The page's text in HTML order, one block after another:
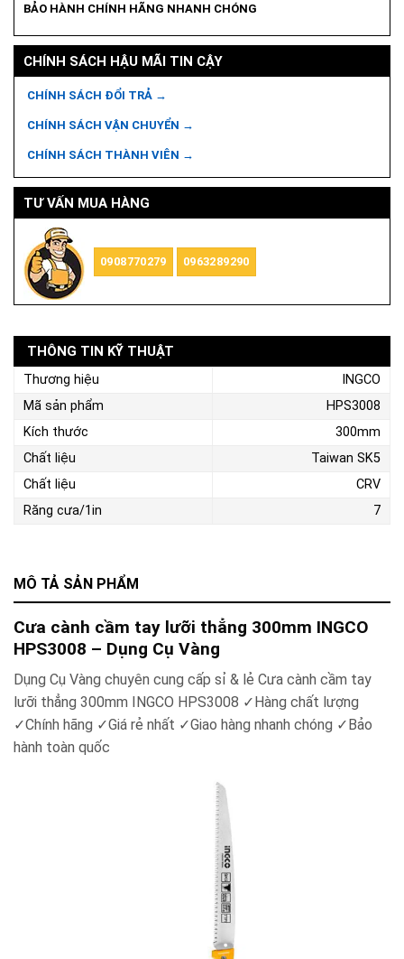
BẢO HÀNH CHÍNH HÃNG NHANH CHÓNG
CHÍNH SÁCH HẬU MÃI TIN CẬY
CHÍNH SÁCH ĐỔI TRẢ →
CHÍNH SÁCH VẬN CHUYỂN →
CHÍNH SÁCH THÀNH VIÊN →
TƯ VẤN MUA HÀNG
0908770279 0963289290
MÔ TẢ SẢN PHẨM
Cưa cành cầm tay lưỡi thẳng 300mm INGCO
HPS3008 – Dụng Cụ Vàng
Dụng Cụ Vàng chuyên cung cấp sỉ & lẻ Cưa cành cầm tay
lưỡi thẳng 300mm INGCO HPS3008 ✓ Hàng chất lượng
✓Chính hãng ✓Giá rẻ nhất ✓Giao hàng nhanh chóng ✓ Bảo
hành toàn quốc
THÔNG TIN KỸ THUẬT
Thương hiệu
INGCO
Mã sản phẩm
HPS3008
Kích thước
300mm
Chất liệu
Taiwan SK5
Chất liệu
CRV
Răng cưa/1in
7